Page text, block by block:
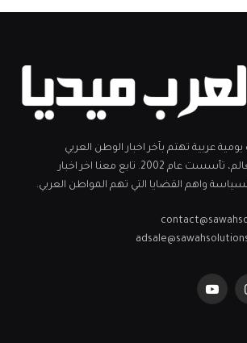
عربية تهتم بآخر اخبار الوطن العربي
والشرق الأوسط والعالم، تأسست عام 2002. تابع معنا اخر اخبار
واهم القضايا التي تهم المواطن العربي.
يوتيوب